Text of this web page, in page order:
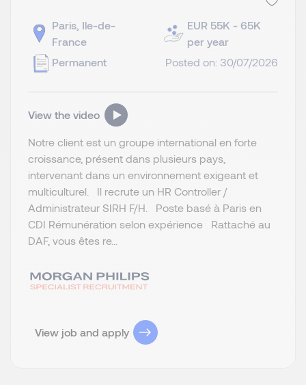
Paris, Ile-de-
France
Permanent
EUR 55K - 65K
per year
Posted on: 30/07/2026
View the video
Notre client est un groupe international en forte
croissance, présent dans plusieurs pays,
intervenant dans un environnement exigeant et
multiculturel. Il recrute un HR Controller /
Administrateur SIRH F/H. Poste basé à Paris en
CDI Rémunération selon expérience Rattaché au
DAF, vous êtes re...
View job and apply